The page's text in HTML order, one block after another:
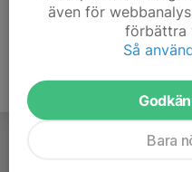
även för
förbättra
Så
Bara